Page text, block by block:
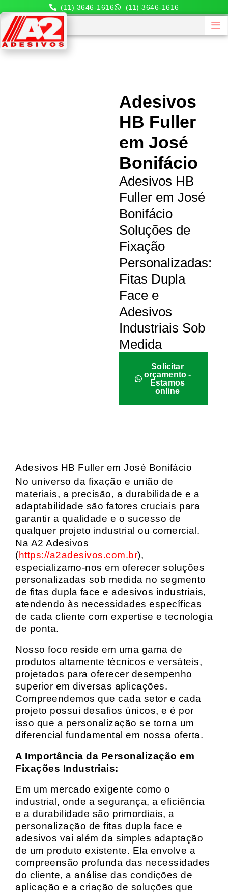
(11) 3646-1616 (11) 3646-1616
Adesivos
HB Fuller
em José
Bonifácio
Adesivos HB
Fuller em José
Bonifácio
Soluções de
Fixação
Personalizadas:
Fitas Dupla
Face e
Adesivos
Industriais Sob
Medida
Solicitar
orçamento -
Estamos
online
Adesivos HB Fuller em José Bonifácio
No universo da fixação e união de
materiais, a precisão, a durabilidade e a
adaptabilidade são fatores cruciais para
garantir a qualidade e o sucesso de
qualquer projeto industrial ou comercial.
Na A2 Adesivos
(https://a2adesivos.com.br),
especializamo-nos em oferecer soluções
personalizadas sob medida no segmento
de fitas dupla face e adesivos industriais,
atendendo às necessidades específicas
de cada cliente com expertise e tecnologia
de ponta.
Nosso foco reside em uma gama de
produtos altamente técnicos e versáteis,
projetados para oferecer desempenho
superior em diversas aplicações.
Compreendemos que cada setor e cada
projeto possui desafios únicos, e é por
isso que a personalização se torna um
diferencial fundamental em nossa oferta.
A Importância da Personalização em
Fixações Industriais:
Em um mercado exigente como o
industrial, onde a segurança, a eficiência
e a durabilidade são primordiais, a
personalização de fitas dupla face e
adesivos vai além da simples adaptação
de um produto existente. Ela envolve a
compreensão profunda das necessidades
do cliente, a análise das condições de
aplicação e a criação de soluções que